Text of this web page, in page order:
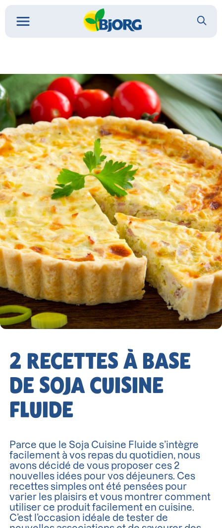
2 RECETTES À BASE
DE SOJA CUISINE
FLUIDE
Parce que le Soja Cuisine Fluide s’intègre
facilement à vos repas du quotidien, nous
avons décidé de vous proposer ces 2
nouvelles idées pour vos déjeuners. Ces
recettes simples ont été pensées pour
varier les plaisirs et vous montrer comment
utiliser ce produit facilement en cuisine.
C’est l’occasion idéale de tester de